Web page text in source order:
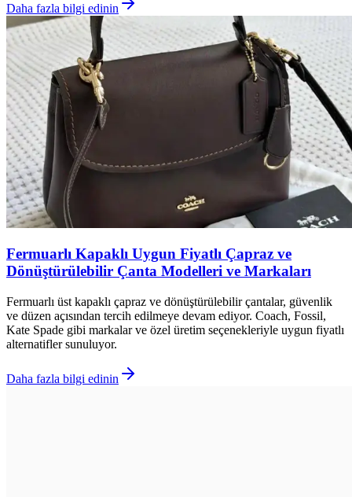
Daha fazla bilgi edinin
Fermuarlı Kapaklı Uygun Fiyatlı Çapraz ve
Dönüştürülebilir Çanta Modelleri ve Markaları
Fermuarlı üst kapaklı çapraz ve dönüştürülebilir çantalar, güvenlik
ve düzen açısından tercih edilmeye devam ediyor. Coach, Fossil,
Kate Spade gibi markalar ve özel üretim seçenekleriyle uygun fiyatlı
alternatifler sunuluyor.
Daha fazla bilgi edinin